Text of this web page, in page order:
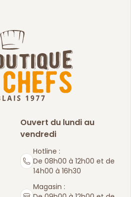
Ouvert du lundi au
vendredi
Hotline :
De 08h00 à 12h00 et de
14h00 à 16h30
Magasin :